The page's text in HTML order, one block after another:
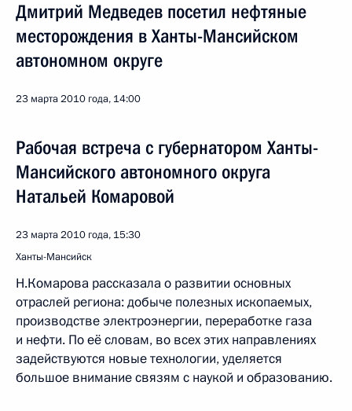
Дмитрий Медведев посетил нефтяные
месторождения в Ханты-Мансийском
автономном округе
23 марта 2010 года, 14:00
Рабочая встреча с губернатором Ханты-
Мансийского автономного округа
Натальей Комаровой
23 марта 2010 года, 15:30
Ханты-Мансийск
Н.Комарова рассказала о развитии основных
отраслей региона: добыче полезных ископаемых,
производстве электроэнергии, переработке газа
и нефти. По её словам, во всех этих направлениях
задействуются новые технологии, уделяется
большое внимание связям с наукой и образованию.